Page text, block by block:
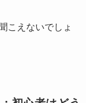
こえないでしょ